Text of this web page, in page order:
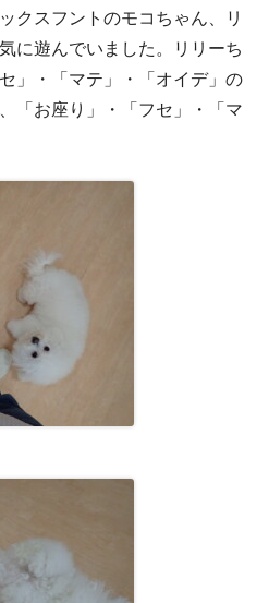
クスフントのモコちゃん、リ
に遊んでいました。リリーち
」・「マテ」・「オイデ」の
「お座り」・「フセ」・「マ